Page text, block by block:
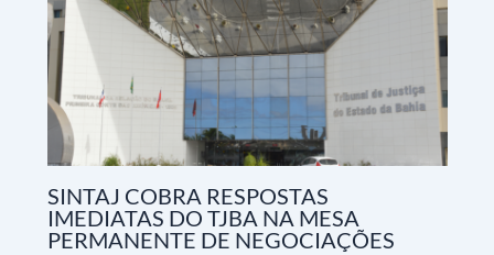
SINTAJ COBRA RESPOSTAS
IMEDIATAS DO TJBA NA MESA
PERMANENTE DE NEGOCIAÇÕES